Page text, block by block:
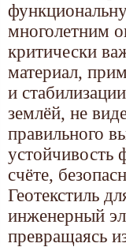
многолетним
критически
материал,
и
землёй, не
правильного
устойчивость
счёте,
Геотекстиль
инженерный
превращаясь